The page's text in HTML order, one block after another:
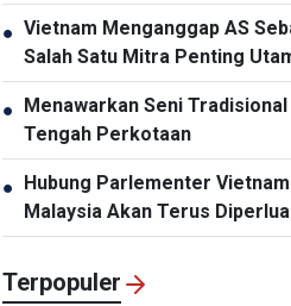
Mencapai 20 Miliar Dolar AS
● Vietnam Menganggap AS
Salah Satu Mitra Penting
● Menawarkan Seni Tradisional
Tengah Perkotaan
● Hubung Parlementer
Malaysia Akan Terus
Terpopuler